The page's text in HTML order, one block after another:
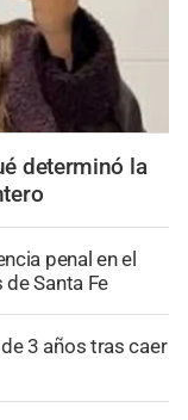
determinó la
penal en el
Santa Fe
3 años tras caer